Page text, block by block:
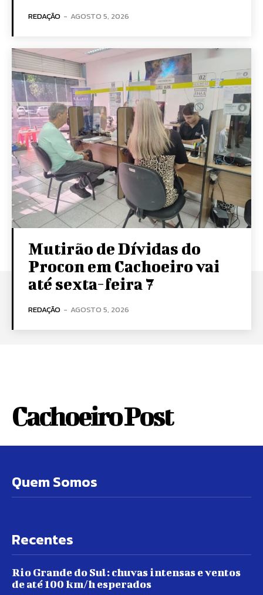
REDAÇÃO - AGOSTO 5, 2026
Mutirão de Dívidas do
Procon em Cachoeiro vai
até sexta-feira 7
REDAÇÃO - AGOSTO 5, 2026
Cachoeiro Post
Quem Somos
Recentes
Rio Grande do Sul: chuvas intensas e ventos
de até 100 km/h esperados